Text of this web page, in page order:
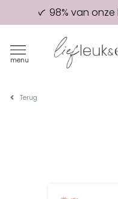
98% van
Eerste
menu
Terug